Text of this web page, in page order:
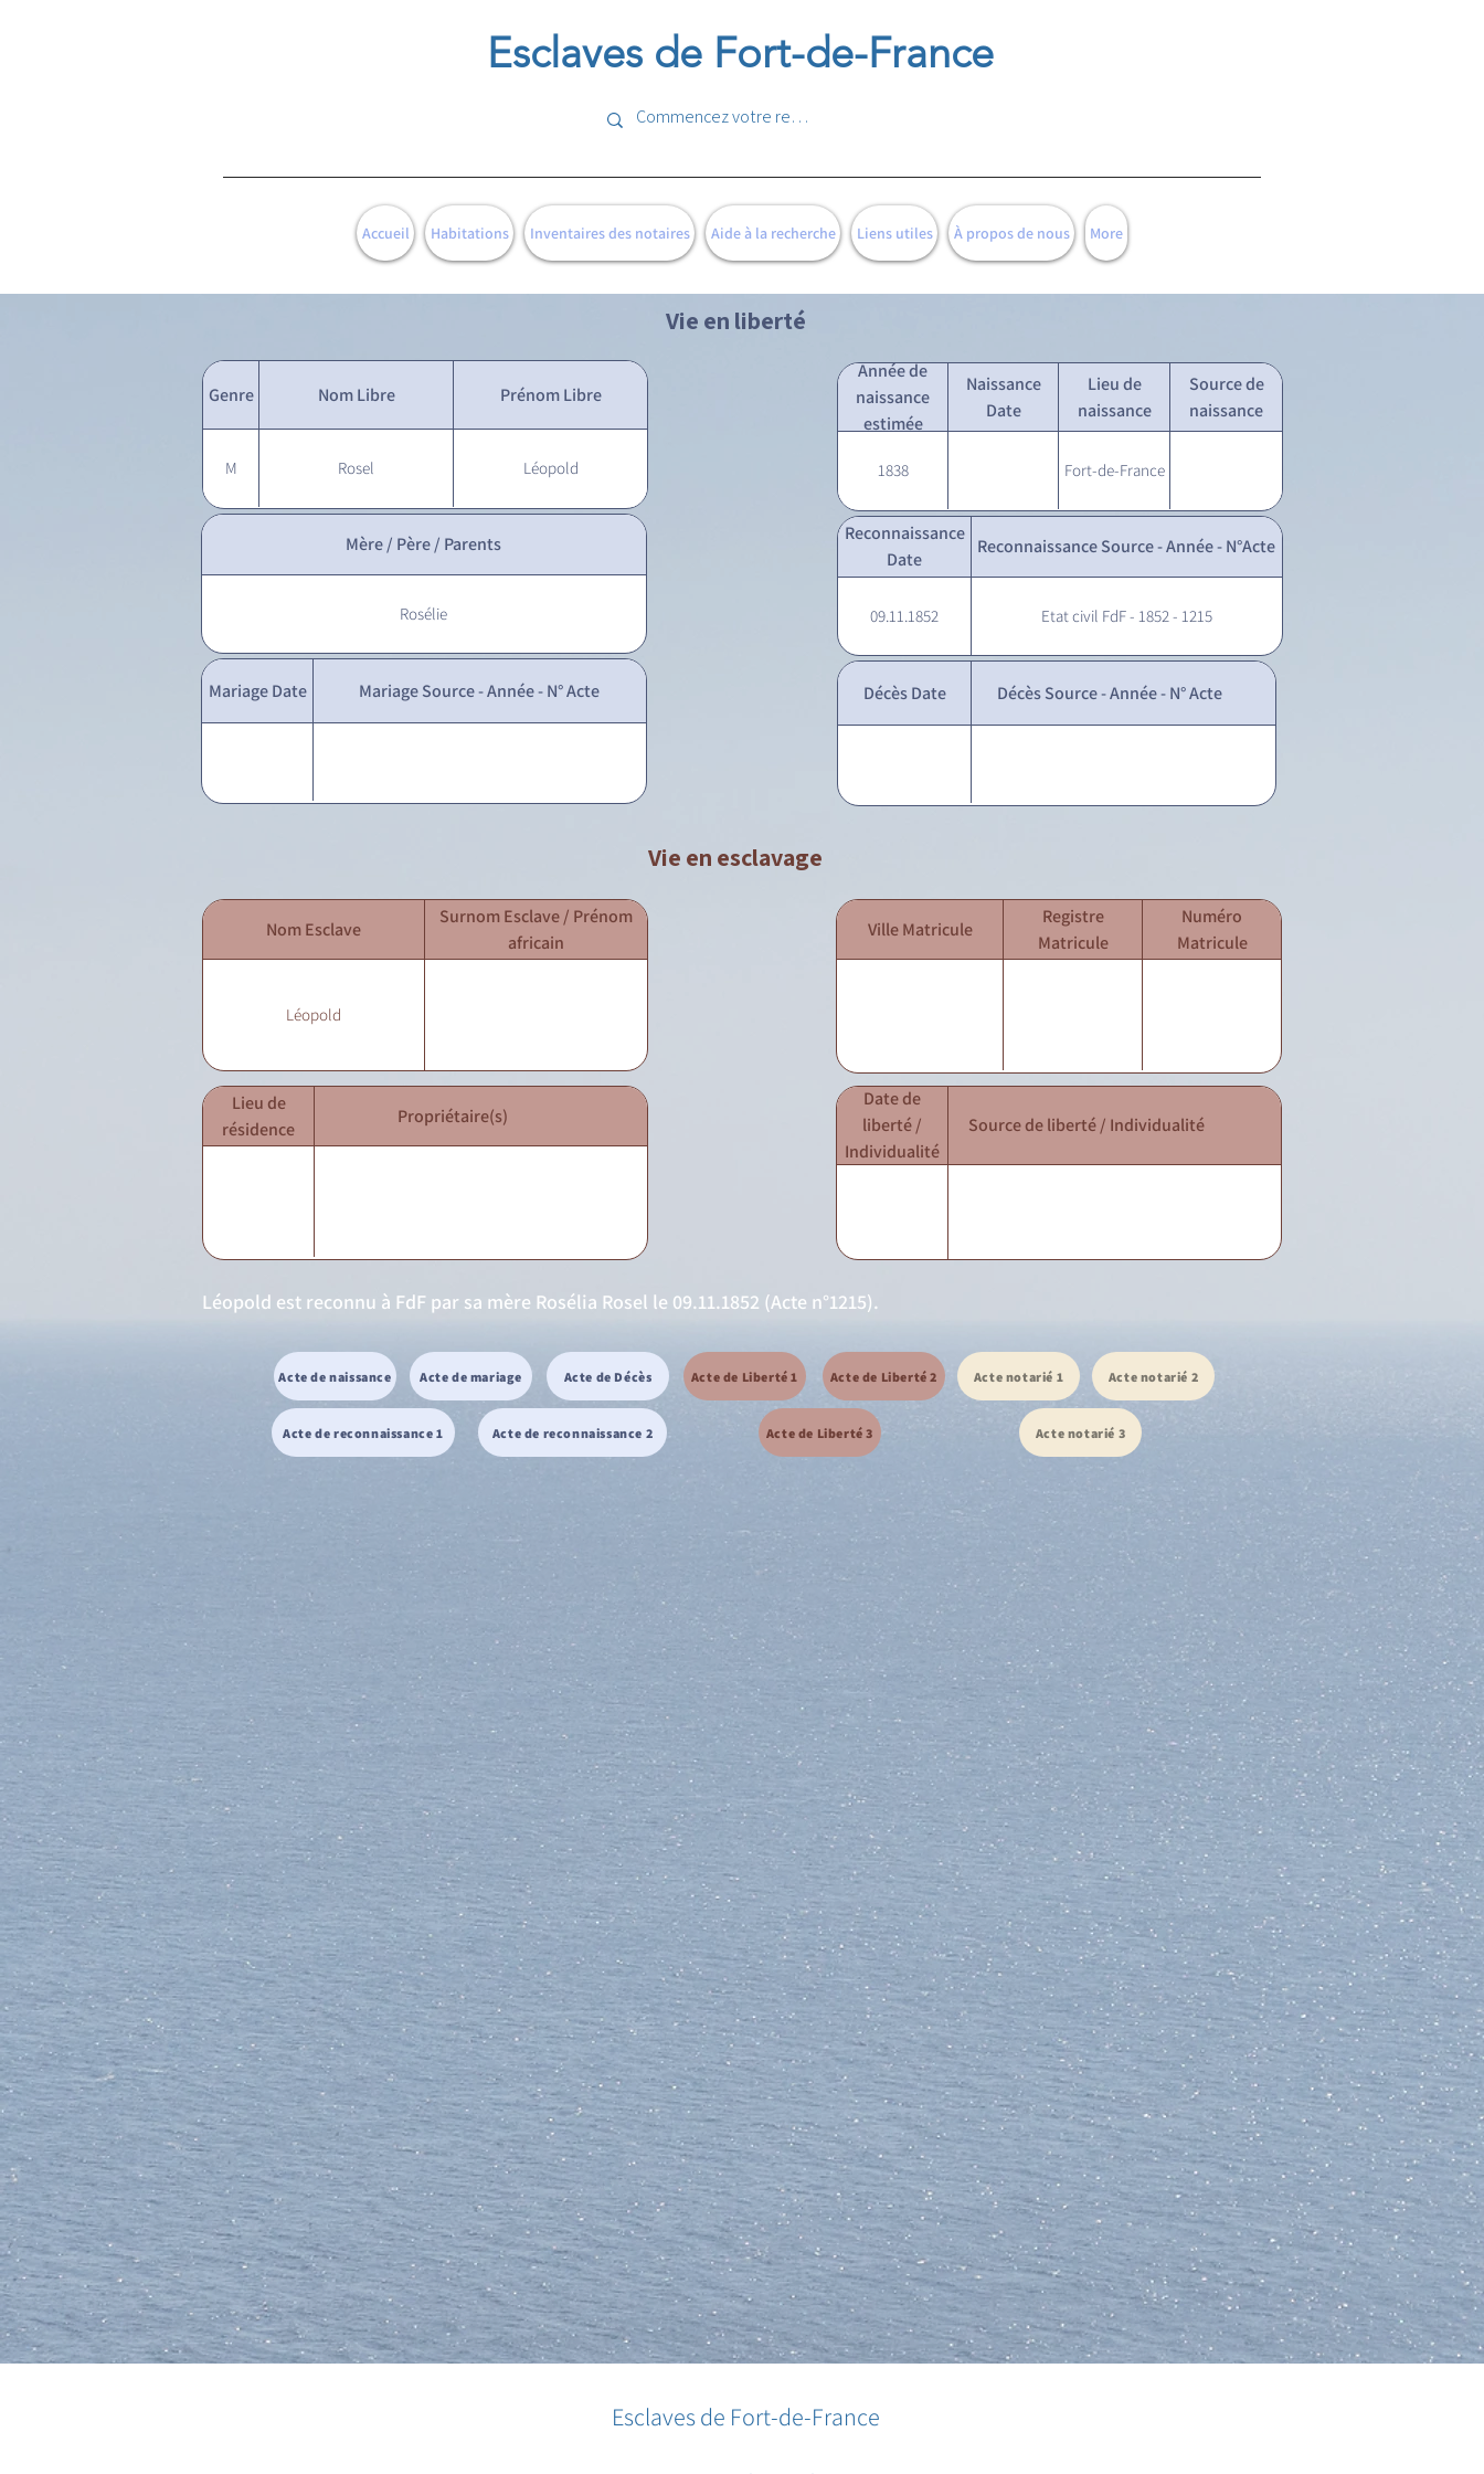
Esclaves de Fort-de-France
Accueil Habitations Inventaires des notaires Aide à la recherche Liens utiles À propos de nous More
Vie en liberté
Genre Nom Libre Prénom Libre
M Rosel Léopold
Année de
naissance
estimée
Naissance
Date
Lieu de
naissance
Source de
naissance
1838 Fort-de-France
Mère / Père / Parents
Rosélie
Mariage Date Mariage Source - Année - N° Acte
Reconnaissance
Date
Reconnaissance Source - Année - N°Acte
09.11.1852 Etat civil FdF - 1852 - 1215
Décès Date Décès Source - Année - N° Acte
Vie en esclavage
Nom Esclave
Surnom Esclave / Prénom
africain
Léopold
Ville Matricule
Registre
Matricule
Numéro
Matricule
Lieu de
résidence
Propriétaire(s)
Date de
liberté /
Individualité
Source de liberté / Individualité
Léopold est reconnu à FdF par sa mère Rosélia Rosel le 09.11.1852 (Acte n°1215).
Acte de naissance Acte de mariage Acte de Décès
Acte de reconnaissance 1 Acte de reconnaissance 2
Acte de Liberté 1 Acte de Liberté 2
Acte de Liberté 3
Acte notarié 1 Acte notarié 2
Acte notarié 3
Esclaves de Fort-de-France